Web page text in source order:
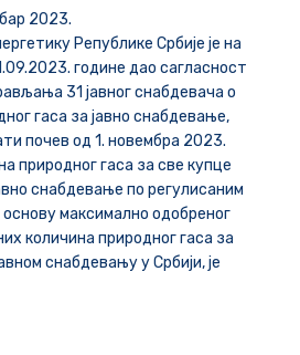
2023.
Републике Србије је на
године дао сагласност
31 јавног снабдевача о
гаса за јавно снабдевање,
почев од 1. новембра 2023.
природног гаса за све купце
снабдевање по регулисаним
максимално одобреног
количина природног гаса за
снабдевању у Србији, је